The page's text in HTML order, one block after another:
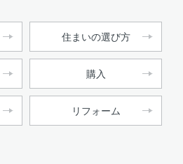
住まいの選び方
購入
リフォーム